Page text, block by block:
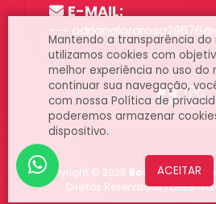
E-MAIL:
---
Copyright © 2026 Rosa Branca
Direitos Reservados |
Mantendo a transparência do
utilizamos cookies com
melhor experiência no uso do
continuar sua navegação,
com nossa Política de
poderemos armazenar
dispositivo.